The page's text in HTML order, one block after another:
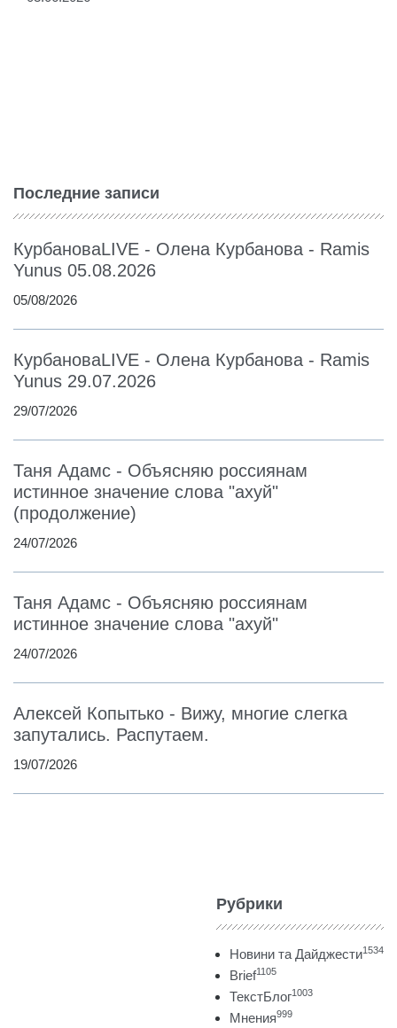
Последние записи
КурбановаLIVE - Олена Курбанова - Ramis
Yunus 05.08.2026
05/08/2026
КурбановаLIVE - Олена Курбанова - Ramis
Yunus 29.07.2026
29/07/2026
Таня Адамс - Объясняю россиянам
истинное значение слова "ахуй"
(продолжение)
24/07/2026
Таня Адамс - Объясняю россиянам
истинное значение слова "ахуй"
24/07/2026
Алексей Копытько - Вижу, многие слегка
запутались. Распутаем.
19/07/2026
Рубрики
Новини та Дайджести1534
Brief1105
ТекстБлог1003
Мнения999